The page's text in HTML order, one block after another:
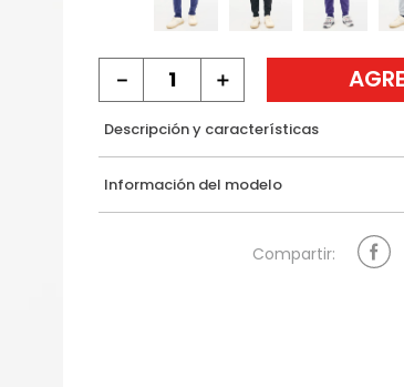
＋
－
Descripción y características
Información del modelo